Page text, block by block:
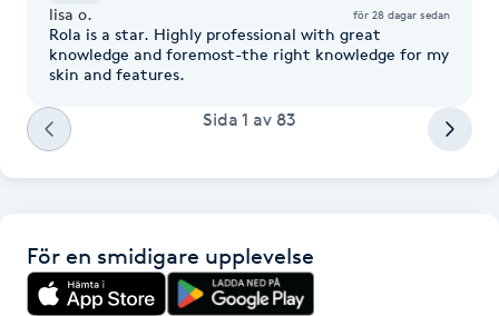
Faceliftmassage
Fet hårbotten
Fillers
lisa o. för 28 dagar sedan
Rola is a star. Highly professional with great
knowledge and foremost-the right knowledge for my
skin and features.
Sida 1 av 83
För en smidigare upplevelse